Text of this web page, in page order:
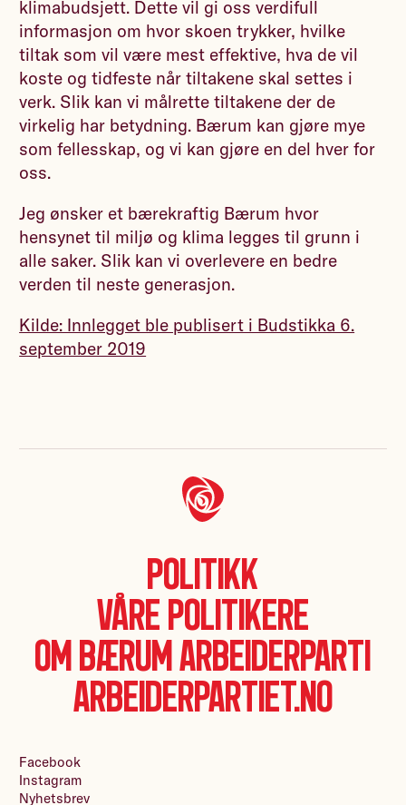
klimabudsjett. Dette vil gi oss verdifull
informasjon om hvor skoen trykker, hvilke
tiltak som vil være mest effektive, hva de vil
koste og tidfeste når tiltakene skal settes i
verk. Slik kan vi målrette tiltakene der de
virkelig har betydning. Bærum kan gjøre mye
som fellesskap, og vi kan gjøre en del hver for
oss.
Jeg ønsker et bærekraftig Bærum hvor
hensynet til miljø og klima legges til grunn i
alle saker. Slik kan vi overlevere en bedre
verden til neste generasjon.
Kilde: Innlegget ble publisert i Budstikka 6.
september 2019
Politikk
Våre politikere
Om Bærum Arbeiderparti
Arbeiderpartiet.no
Facebook
Instagram
Nyhetsbrev